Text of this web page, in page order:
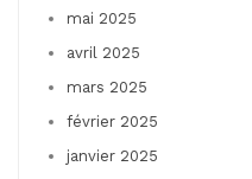
mai 2025
avril 2025
mars 2025
février 2025
janvier 2025